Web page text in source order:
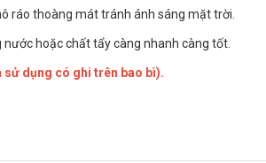
ráo thoàng mát tránh ánh sáng mặt trời.
nước hoặc chất tẩy càng nhanh càng tốt.
sử dụng có ghi trên bao bì).